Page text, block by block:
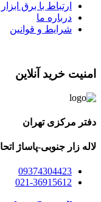
ارتباط با برق ابزار
درباره ما
شرایط و قوانین
امنیت خرید آنلاین
دفتر مرکزی تهران
لاله زار جنوبی-پاساژ
09374304423
021-36915612